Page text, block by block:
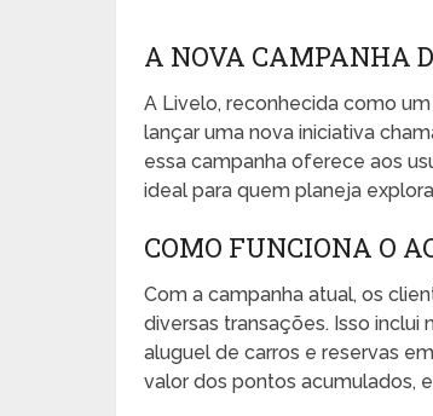
A NOVA CAMPANHA
A Livelo, reconhecida como
lançar uma nova iniciativa
essa campanha oferece aos
ideal para quem planeja
COMO FUNCIONA O
Com a campanha atual, os
diversas transações. Isso
aluguel de carros e reservas
valor dos pontos acumulados,